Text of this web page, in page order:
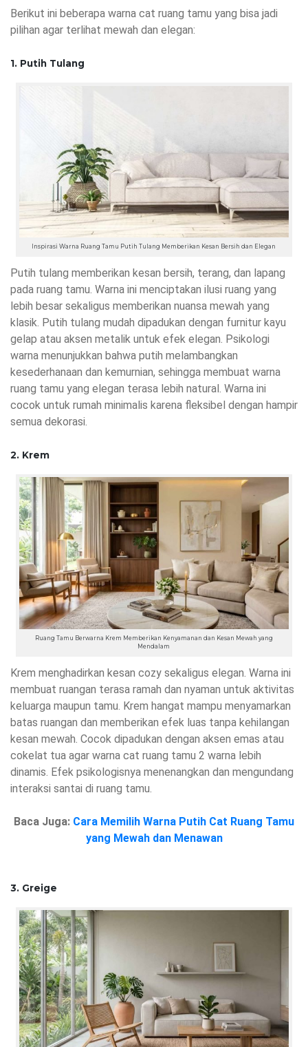
Berikut ini beberapa warna cat ruang tamu yang bisa jadi
pilihan agar terlihat mewah dan elegan:
1. Putih Tulang
Inspirasi Warna Ruang Tamu Putih Tulang Memberikan Kesan Bersih dan Elegan
Putih tulang memberikan kesan bersih, terang, dan lapang
pada ruang tamu. Warna ini menciptakan ilusi ruang yang
lebih besar sekaligus memberikan nuansa mewah yang
klasik. Putih tulang mudah dipadukan dengan furnitur kayu
gelap atau aksen metalik untuk efek elegan. Psikologi
warna menunjukkan bahwa putih melambangkan
kesederhanaan dan kemurnian, sehingga membuat warna
ruang tamu yang elegan terasa lebih natural. Warna ini
cocok untuk rumah minimalis karena fleksibel dengan hampir
semua dekorasi.
2. Krem
Ruang Tamu Berwarna Krem Memberikan Kenyamanan dan Kesan Mewah yang
Mendalam
Krem menghadirkan kesan cozy sekaligus elegan. Warna ini
membuat ruangan terasa ramah dan nyaman untuk aktivitas
keluarga maupun tamu. Krem hangat mampu menyamarkan
batas ruangan dan memberikan efek luas tanpa kehilangan
kesan mewah. Cocok dipadukan dengan aksen emas atau
cokelat tua agar warna cat ruang tamu 2 warna lebih
dinamis. Efek psikologisnya menenangkan dan mengundang
interaksi santai di ruang tamu.
Baca Juga: Cara Memilih Warna Putih Cat Ruang Tamu
yang Mewah dan Menawan
3. Greige